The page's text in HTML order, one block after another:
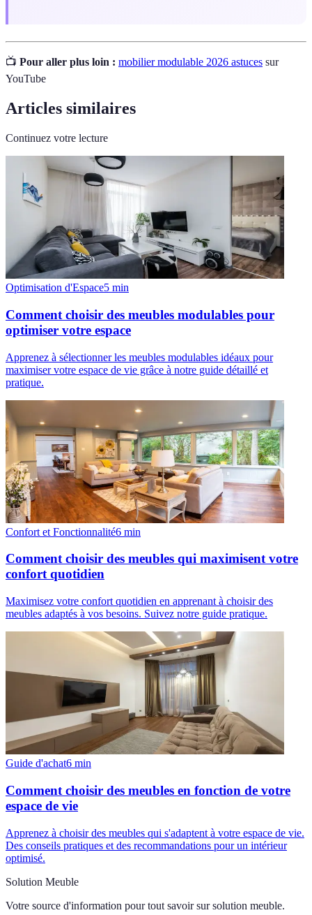
📺 Pour aller plus loin : mobilier modulable 2026 astuces sur
YouTube
Articles similaires
Continuez votre lecture
Optimisation d'Espace5 min
Comment choisir des meubles modulables pour
optimiser votre espace
Apprenez à sélectionner les meubles modulables idéaux pour
maximiser votre espace de vie grâce à notre guide détaillé et
pratique.
Confort et Fonctionnalité6 min
Comment choisir des meubles qui maximisent votre
confort quotidien
Maximisez votre confort quotidien en apprenant à choisir des
meubles adaptés à vos besoins. Suivez notre guide pratique.
Guide d'achat6 min
Comment choisir des meubles en fonction de votre
espace de vie
Apprenez à choisir des meubles qui s'adaptent à votre espace de vie.
Des conseils pratiques et des recommandations pour un intérieur
optimisé.
Solution Meuble
Votre source d'information pour tout savoir sur solution meuble.